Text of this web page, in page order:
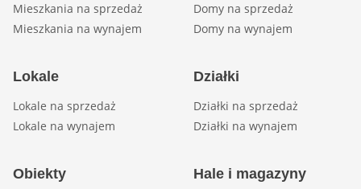
Mieszkania na sprzedaż
Mieszkania na wynajem
Domy na sprzedaż
Domy na wynajem
Lokale
Lokale na sprzedaż
Lokale na wynajem
Działki
Działki na sprzedaż
Działki na wynajem
Obiekty Hale i magazyny